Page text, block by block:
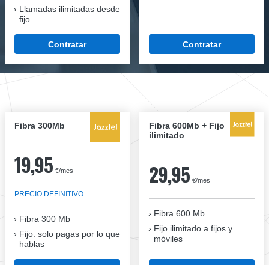
Llamadas ilimitadas desde
fijo
Contratar Contratar
Fibra 300Mb
19,95 €/mes
PRECIO DEFINITIVO
Fibra 300 Mb
Fijo: solo pagas por lo que
hablas
Fibra 600Mb + Fijo
ilimitado
29,95 €/mes
Fibra 600 Mb
Fijo ilimitado a fijos y
móviles